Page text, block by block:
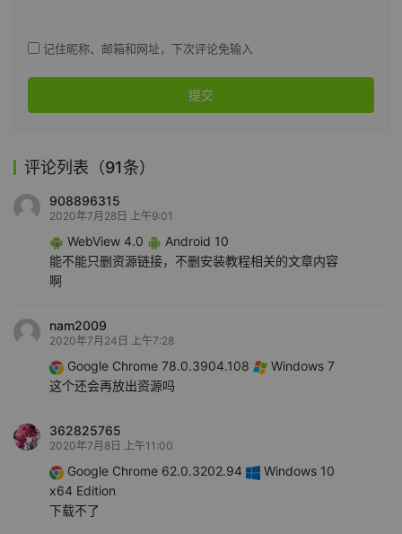
记住昵称、邮箱和网址，下次评论免输入
提交
评论列表（91条）
908896315
2020年7月28日 上午9:01
WebView 4.0
Android 10
能不能只删资源链接，不删安装教程相关的文章内容
啊
nam2009
2020年7月24日 上午7:28
Google Chrome 78.0.3904.108
Windows 7
这个还会再放出资源吗
362825765
2020年7月8日 上午11:00
Google Chrome 62.0.3202.94
Windows 10
x64 Edition
下载不了